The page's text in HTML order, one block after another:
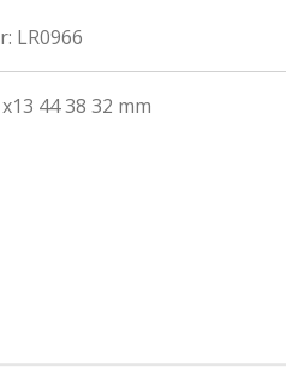
LR0966
44 38 32 mm